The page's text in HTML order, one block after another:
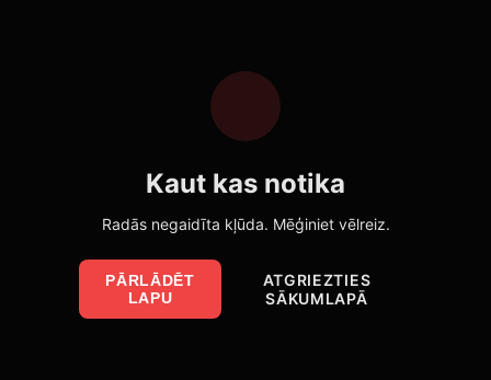
Kaut kas notika
Radās negaidīta kļūda. Mēģiniet vēlreiz.
PĀRLĀDĒT
LAPU
ATGRIEZTIES
SĀKUMLAPĀ